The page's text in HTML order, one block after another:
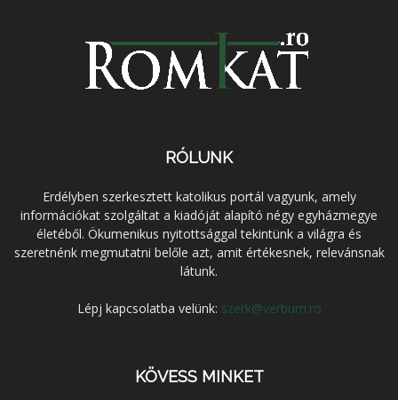
RÓLUNK
Erdélyben szerkesztett katolikus portál vagyunk, amely
információkat szolgáltat a kiadóját alapító négy egyházmegye
életéből. Ökumenikus nyitottsággal tekintünk a világra és
szeretnénk megmutatni belőle azt, amit értékesnek, relevánsnak
látunk.
Lépj kapcsolatba velünk: szerk@verbum.ro
KÖVESS MINKET